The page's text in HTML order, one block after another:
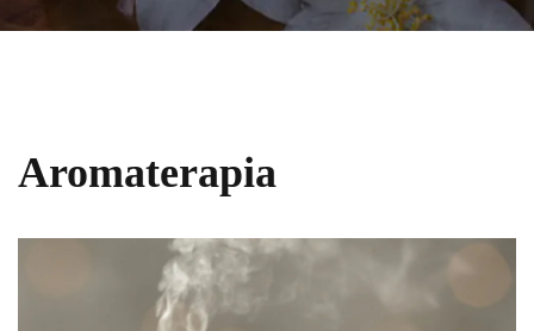
Aromaterapia